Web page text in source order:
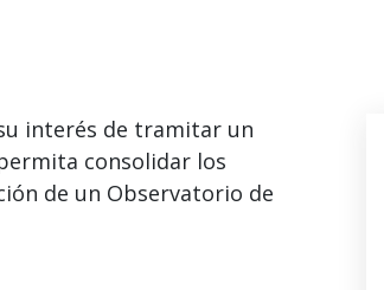
interés de tramitar un
consolidar los
de un Observatorio de